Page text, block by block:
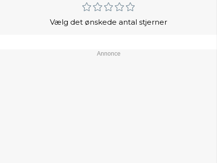
Vælg det ønskede antal stjerner